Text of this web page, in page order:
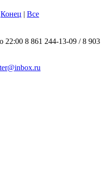
Конец | Все
22:00 8 861 244-13-09 /8 903